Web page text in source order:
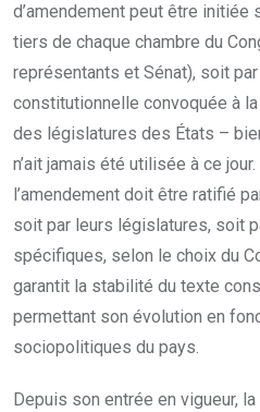
d’amendement peut être initiée
tiers de chaque chambre du
représentants et Sénat), soit
constitutionnelle convoquée à
des législatures des États –
n’ait jamais été utilisée à ce
l’amendement doit être ratifié
soit par leurs législatures, soit
spécifiques, selon le choix du
garantit la stabilité du texte
permettant son évolution en
sociopolitiques du pays.
Depuis son entrée en vigueur,